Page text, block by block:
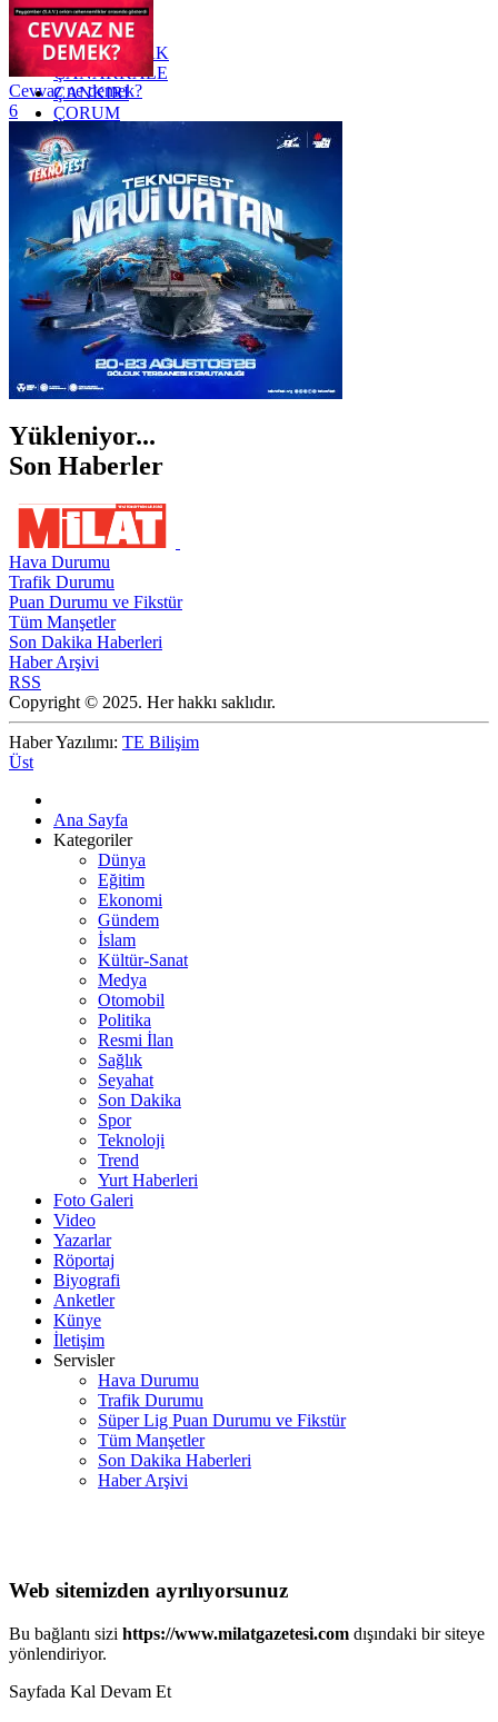
YALOVA
YOZGAT
ZONGULDAK
ÇANAKKALE
ÇANKIRI
ÇORUM
İSTANBUL
İZMİR
ŞANLIURFA
ŞIRNAK
Cevvaz ne demek?
6
Yükleniyor...
Son Haberler
Hava Durumu
Trafik Durumu
Puan Durumu ve Fikstür
Tüm Manşetler
Son Dakika Haberleri
Haber Arşivi
RSS
Copyright © 2025. Her hakkı saklıdır.
Haber Yazılımı: TE Bilişim
Üst
Ana Sayfa
Kategoriler
Dünya
Eğitim
Ekonomi
Gündem
İslam
Kültür-Sanat
Medya
Otomobil
Politika
Resmi İlan
Sağlık
Seyahat
Son Dakika
Spor
Teknoloji
Trend
Yurt Haberleri
Foto Galeri
Video
Yazarlar
Röportaj
Biyografi
Anketler
Künye
İletişim
Servisler
Hava Durumu
Trafik Durumu
Süper Lig Puan Durumu ve Fikstür
Tüm Manşetler
Son Dakika Haberleri
Haber Arşivi
Web sitemizden ayrılıyorsunuz
Bu bağlantı sizi https://www.milatgazetesi.com dışındaki bir siteye
yönlendiriyor.
Sayfada Kal Devam Et